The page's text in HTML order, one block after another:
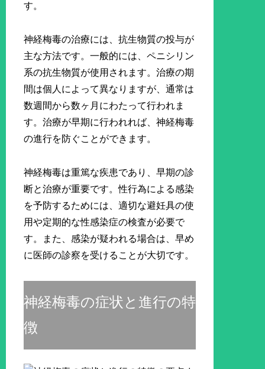
す。
神経梅毒の治療には、抗生物質の投与が
主な方法です。一般的には、ペニシリン
系の抗生物質が使用されます。治療の期
間は個人によって異なりますが、通常は
数週間から数ヶ月にわたって行われま
す。治療が早期に行われれば、神経梅毒
の進行を防ぐことができます。
神経梅毒は重篤な疾患であり、早期の診
断と治療が重要です。性行為による感染
を予防するためには、適切な避妊具の使
用や定期的な性感染症の検査が必要で
す。また、感染が疑われる場合は、早め
に医師の診察を受けることが大切です。
神経梅毒の症状と進行の特
徴